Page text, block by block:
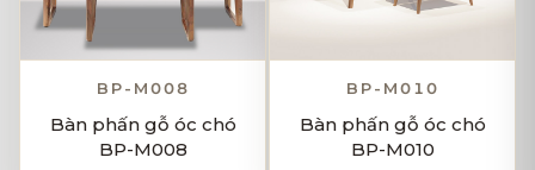
BP-M008
Bàn phấn gỗ óc chó
BP-M008
BP-M010
Bàn phấn gỗ óc chó
BP-M010